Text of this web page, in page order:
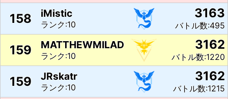
158 iMistic
ランク:10
3163
バトル数:495
159 MATTHEWMILAD
ランク:10
3162
バトル数:1220
159 JRskatr
ランク:10
3162
バトル数:1215